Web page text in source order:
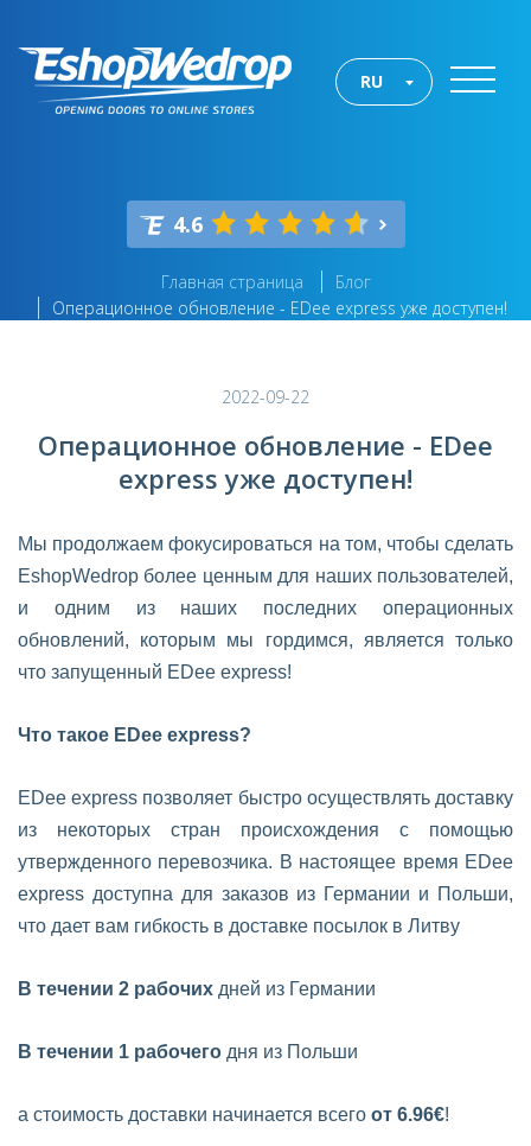
RU
4.6
Главная страница
Блог
Операционное обновление - EDee express уже доступен!
2022-09-22
Операционное обновление - EDee
express уже доступен!
Мы продолжаем фокусироваться на том, чтобы сделать
EshopWedrop более ценным для наших пользователей,
и одним из наших последних операционных
обновлений, которым мы гордимся, является только
что запущенный EDee express!
Что такое EDee express?
EDee express позволяет быстро осуществлять доставку
из некоторых стран происхождения с помощью
утвержденного перевозчика. В настоящее время EDee
express доступна для заказов из Германии и Польши,
что дает вам гибкость в доставке посылок в Литву
В течении 2 рабочих дней из Германии
В течении 1 рабочего дня из Польши
а стоимость доставки начинается всего от 6.96€!